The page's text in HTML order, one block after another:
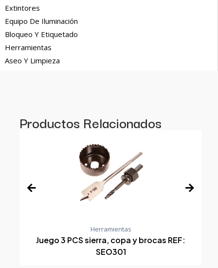
Extintores
Equipo De Iluminación
Bloqueo Y Etiquetado
Herramientas
Aseo Y Limpieza
Productos Relacionados
Herramientas
Juego 3 PCS sierra, copa y brocas REF:
SEO301